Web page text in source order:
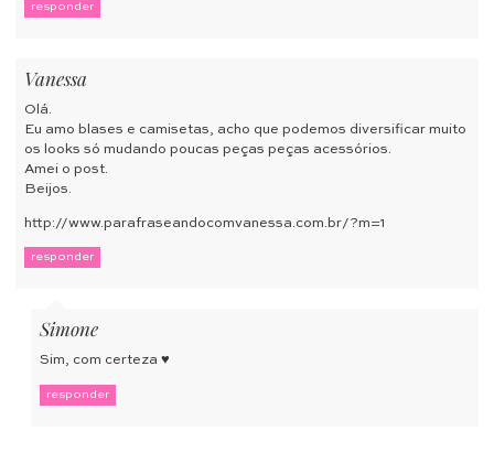
responder
Vanessa
Olá.
Eu amo blases e camisetas, acho que podemos diversificar muito
os looks só mudando poucas peças peças acessórios.
Amei o post.
Beijos.
http://www.parafraseandocomvanessa.com.br/?m=1
responder
Simone
Sim, com certeza ♥
responder